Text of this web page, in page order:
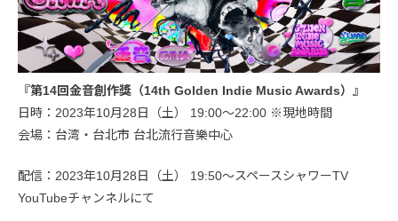
『第14回金音創作獎（14th Golden Indie Music Awards）』
日時：2023年10月28日（土） 19:00〜22:00 ※現地時間
会場：台湾・台北市 台北流行音樂中心
配信：2023年10月28日（土） 19:50〜スペースシャワーTV
YouTubeチャンネルにて